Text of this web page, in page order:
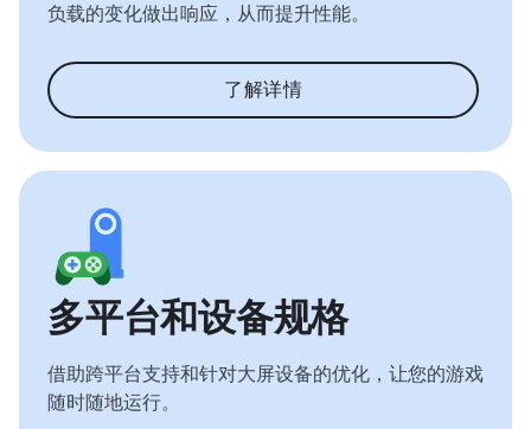
负载的变化做出响应，从而提升性能。
了解详情
多平台和设备规格
借助跨平台支持和针对大屏设备的优化，让您的游戏
随时随地运行。